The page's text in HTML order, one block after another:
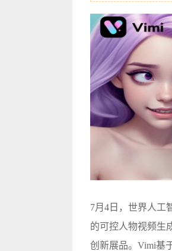
7月4日，世界人工
的可控人物视频生
创新展品。Vimi基